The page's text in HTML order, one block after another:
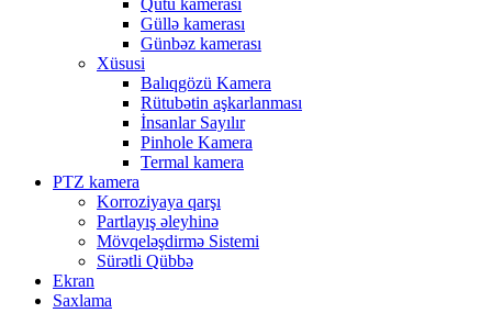
Güllə kamerası
Günbəz kamerası
Xüsusi
Balıqgözü Kamera
Rütubətin aşkarlanması
İnsanlar Sayılır
Pinhole Kamera
Termal kamera
PTZ kamera
Korroziyaya qarşı
Partlayış əleyhinə
Mövqeləşdirmə Sistemi
Sürətli Qübbə
Ekran
Saxlama